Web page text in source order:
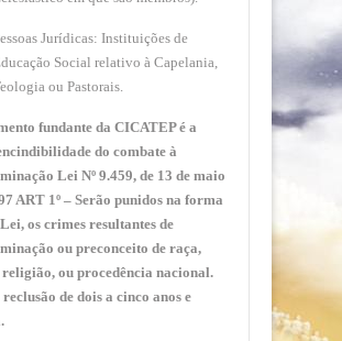
Jurídicas: Instituições de
Social relativo à Capelania,
ou Pastorais.
fundante da CICATEP é a
do combate à
Lei Nº 9.459, de 13 de maio
ART 1º – Serão punidos na forma
os crimes resultantes de
ou preconceito de raça,
religião, ou procedência nacional.
reclusão de dois a cinco anos e